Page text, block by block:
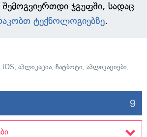
შემოგვიერთდი ჯგუფში, სადაც
ტექნოლოგიებზე.
iOS, აპლიკაცია, ჩატბოტი, აპლიკაციები,
9